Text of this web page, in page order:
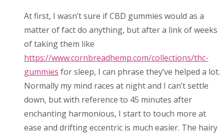
At first, I wasn’t sure if CBD gummies would as a
matter of fact do anything, but after a link of weeks
of taking them like
https://www.cornbreadhemp.com/collections/thc-
gummies for sleep, I can phrase they’ve helped a lot.
Normally my mind races at night and I can’t settle
down, but with reference to 45 minutes after
enchanting harmonious, I start to touch more at
ease and drifting eccentric is much easier. The hairy